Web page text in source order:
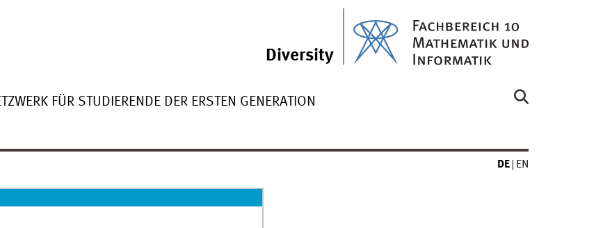
Diversity
FÜR STUDIERENDE DER ERSTEN GENERATION
DE EN